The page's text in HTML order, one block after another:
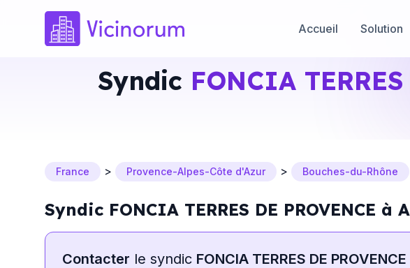
Accueil Solution
Syndic FONCIA
France > Provence-Alpes-Côte d'Azur > Bouches-du-Rhône
Syndic FONCIA TERRES DE PROVENCE à
Contacter le syndic FONCIA TERRES DE PROVENCE